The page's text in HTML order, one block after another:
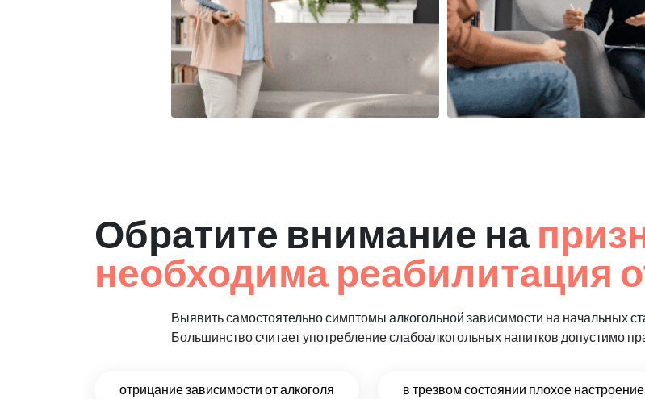
Обратите внимание на
необходима реабилитация
Выявить самостоятельно симптомы алкогольной зависимости на начальных
Большинство считает употребление слабоалкогольных напитков допустимо
отрицание зависимости от алкоголя в трезвом состоянии плохое настроение